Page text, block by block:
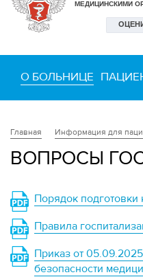
О БОЛЬНИЦЕ
Главная Информация для
ВОПРОСЫ
Порядок
Правила
Приказ от
безопасности